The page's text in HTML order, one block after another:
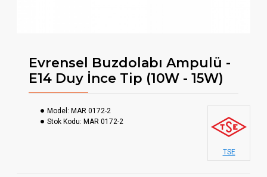
Evrensel Buzdolabı Ampulü -
E14 Duy İnce Tip (10W - 15W)
Model: MAR 0172-2
Stok Kodu: MAR 0172-2
TSE